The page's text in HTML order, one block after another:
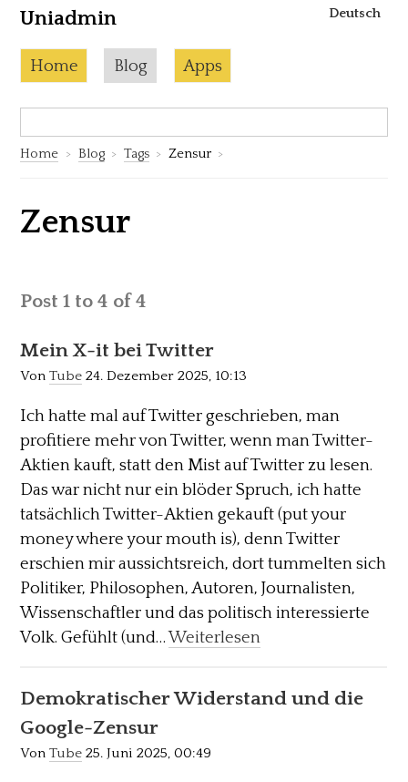
Uniadmin Deutsch
Skip to content
Home Current page:
Blog Apps
Home Blog Tags Zensur
Zensur
Post 1 to 4 of 4
Mein X-it bei Twitter
VonTube 24. Dezember 2025, 10:13
Ich hatte mal auf Twitter geschrieben, man
profitiere mehr von Twitter, wenn man Twitter-
Aktien kauft, statt den Mist auf Twitter zu lesen.
Das war nicht nur ein blöder Spruch, ich hatte
tatsächlich Twitter-Aktien gekauft (put your
money where your mouth is), denn Twitter
erschien mir aussichtsreich, dort tummelten sich
Politiker, Philosophen, Autoren, Journalisten,
Wissenschaftler und das politisch interessierte
Volk. Gefühlt (und…Weiterlesen
Demokratischer Widerstand und die
Google-Zensur
VonTube 25. Juni 2025, 00:49